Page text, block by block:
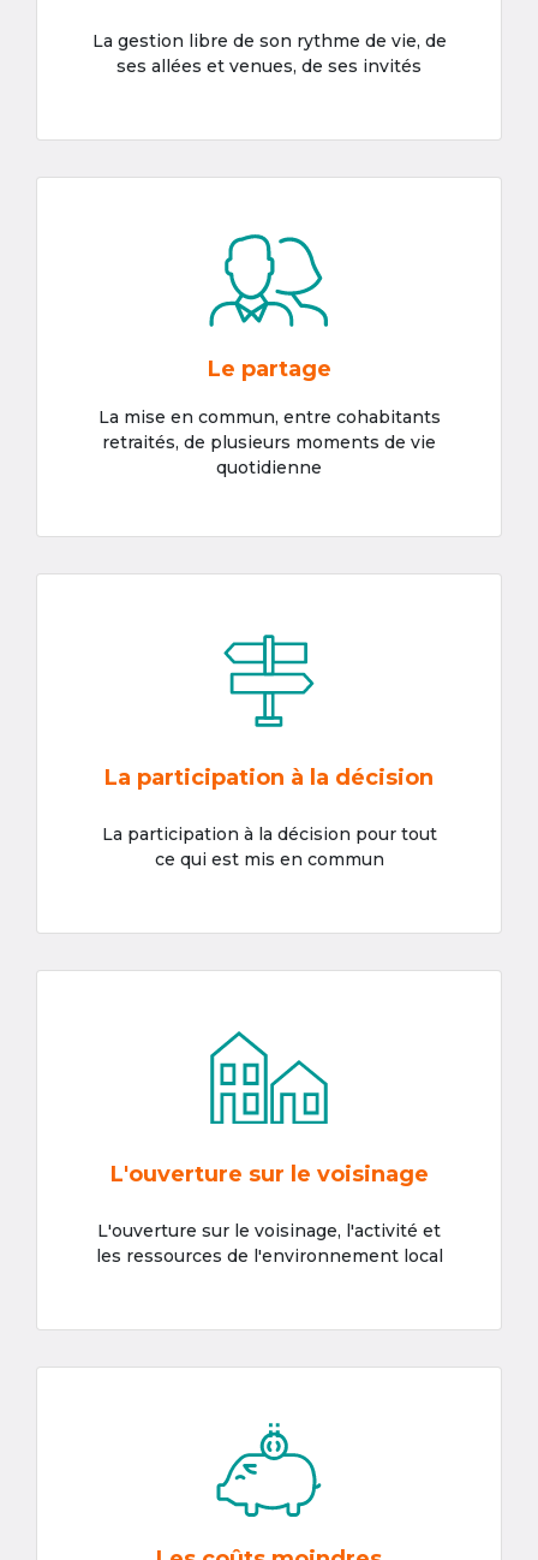
La gestion libre de son rythme de vie, de
ses allées et venues, de ses invités
Le partage
La mise en commun, entre cohabitants
retraités, de plusieurs moments de vie
quotidienne
La participation à la décision
La participation à la décision pour tout
ce qui est mis en commun
L'ouverture sur le voisinage
L'ouverture sur le voisinage, l'activité et
les ressources de l'environnement local